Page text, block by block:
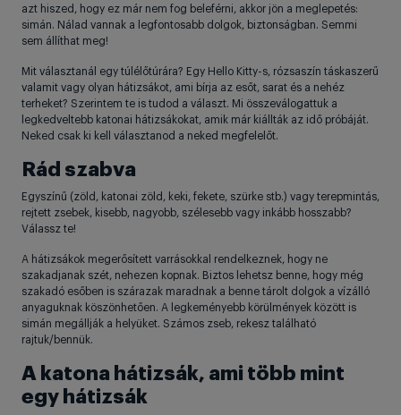
azt hiszed, hogy ez már nem fog beleférni, akkor jön a meglepetés:
simán. Nálad vannak a legfontosabb dolgok, biztonságban. Semmi
sem állíthat meg!
Mit választanál egy túlélőtúrára? Egy Hello Kitty-s, rózsaszín táskaszerű
valamit vagy olyan hátizsákot, ami bírja az esőt, sarat és a nehéz
terheket? Szerintem te is tudod a választ. Mi összeválogattuk a
legkedveltebb katonai hátizsákokat, amik már kiállták az idő próbáját.
Neked csak ki kell választanod a neked megfelelőt.
Rád szabva
Egyszínű (zöld, katonai zöld, keki, fekete, szürke stb.) vagy terepmintás,
rejtett zsebek, kisebb, nagyobb, szélesebb vagy inkább hosszabb?
Válassz te!
A hátizsákok megerősített varrásokkal rendelkeznek, hogy ne
szakadjanak szét, nehezen kopnak. Biztos lehetsz benne, hogy még
szakadó esőben is szárazak maradnak a benne tárolt dolgok a vízálló
anyaguknak köszönhetően. A legkeményebb körülmények között is
simán megállják a helyüket. Számos zseb, rekesz található
rajtuk/bennük.
A katona hátizsák, ami több mint
egy hátizsák